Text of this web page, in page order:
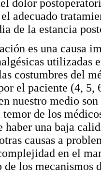
dolor
adecuado
de la estancia
es una causa
utilizadas
costumbres del
el paciente (4, 5,
nuestro medio
de los
haber una baja
causas a
en el
los mecanismos